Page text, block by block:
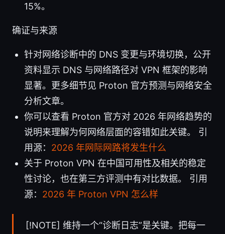
15%。
确证与来源
针对网络诊断中的 DNS 变更与环境切换，公开
资料显示 DNS 与网络路径对 VPN 框架的影响
显著。更多细节见 Proton 官方预测与网络安全
分析文章。
你可以查看 Proton 官方对 2026 年网络趋势的
说明来理解为何网络层面的容错如此关键。 引
用源： 2026 年网际网路将发生什么
关于 Proton VPN 在中国可用性及相关的稳定
性讨论，也在第三方评测中有对比数据。 引用
源： 2026 年 Proton VPN 怎么样
[!NOTE] 维持一个“诊断日志”是关键。把每一